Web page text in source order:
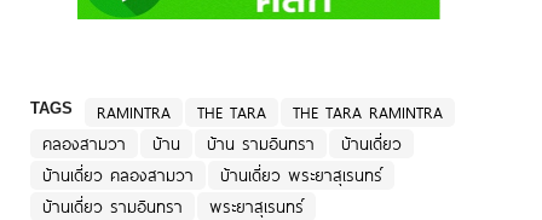
TAGS RAMINTRA THE TARA
THE TARA RAMINTRA
คลองสามวา
บ้าน บ้าน รามอินทรา
บ้านเดี่ยว
บ้านเดี่ยว คลองสามวา
บ้านเดี่ยว พระยาสุเรนทร์
บ้านเดี่ยว รามอินทรา
พระยาสุเรนทร์